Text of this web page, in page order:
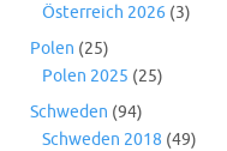
Österreich 2026 (3)
Polen (25)
Polen 2025 (25)
Schweden (94)
Schweden 2018 (49)